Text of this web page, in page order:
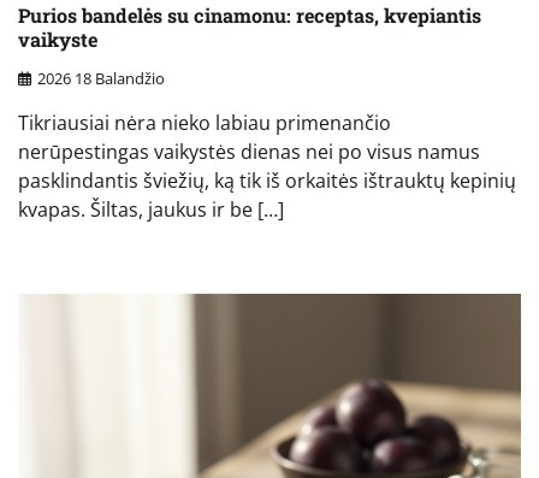
Purios bandelės su cinamonu: receptas, kvepiantis
vaikyste
2026 18 Balandžio
Tikriausiai nėra nieko labiau primenančio
nerūpestingas vaikystės dienas nei po visus namus
pasklindantis šviežių, ką tik iš orkaitės ištrauktų kepinių
kvapas. Šiltas, jaukus ir be […]